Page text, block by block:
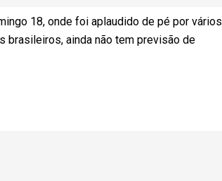
18, onde foi aplaudido de pé por vários
brasileiros, ainda não tem previsão de